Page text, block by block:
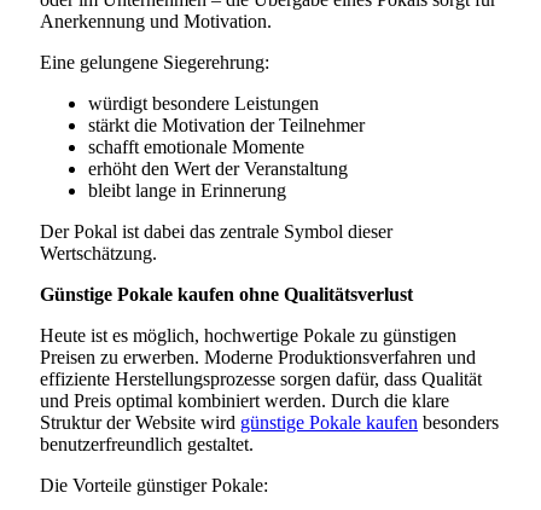
Anerkennung und Motivation.
Eine gelungene Siegerehrung:
würdigt besondere Leistungen
stärkt die Motivation der Teilnehmer
schafft emotionale Momente
erhöht den Wert der Veranstaltung
bleibt lange in Erinnerung
Der Pokal ist dabei das zentrale Symbol dieser
Wertschätzung.
Günstige Pokale kaufen ohne Qualitätsverlust
Heute ist es möglich, hochwertige Pokale zu günstigen
Preisen zu erwerben. Moderne Produktionsverfahren und
effiziente Herstellungsprozesse sorgen dafür, dass Qualität
und Preis optimal kombiniert werden. Durch die klare
Struktur der Website wird günstige Pokale kaufen besonders
benutzerfreundlich gestaltet.
Die Vorteile günstiger Pokale: